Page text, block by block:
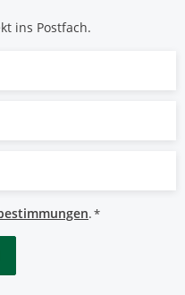
ins Postfach.
.*